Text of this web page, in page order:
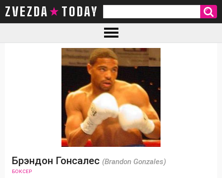
ZVEZDA TODAY
Брэндон Гонсалес (Brandon Gonzales)
БОКСЕР